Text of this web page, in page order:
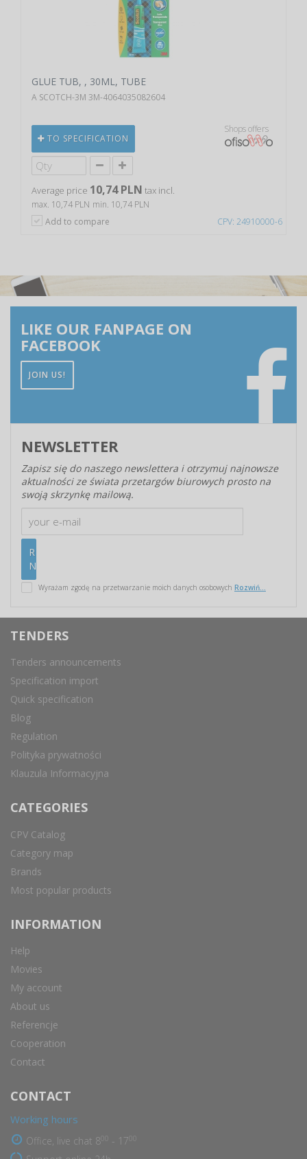
CPV: 24910000-6
GLUE TUB, , 30ML, TUBE
A SCOTCH-3M 3M-4064035082604
TO SPECIFICATION
Shops offers
Average price 10,74 PLN tax incl.
max. 10,74 PLN min. 10,74 PLN
Add to compare
LIKE OUR FANPAGE ON
FACEBOOK
JOIN US!
NEWSLETTER
Zapisz się do naszego newslettera i otrzymuj najnowsze
aktualności ze świata przetargów biurowych prosto na
swoją skrzynkę mailową.
Wyrażam zgodę na przetwarzanie moich danych osobowych Rozwiń...
TENDERS
Tenders announcements
Specification import
Quick specification
Blog
Regulation
Polityka prywatności
Klauzula Informacyjna
CATEGORIES
CPV Catalog
Category map
Brands
Most popular products
INFORMATION
Help
Movies
My account
About us
Referencje
Cooperation
Contact
CONTACT
Working hours
Office, live chat 8 - 17